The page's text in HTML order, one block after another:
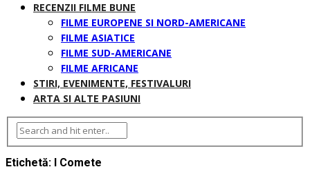
RECENZII FILME BUNE
FILME EUROPENE SI NORD-AMERICANE
FILME ASIATICE
FILME SUD-AMERICANE
FILME AFRICANE
STIRI, EVENIMENTE, FESTIVALURI
ARTA SI ALTE PASIUNI
Etichetă: I Comete